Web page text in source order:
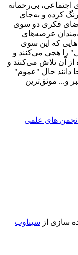
اجتماعی، بی‌رحمانه
کرده و به‌جای
فضای فکری دو سوی
عرصه‌های
که این سوی
را هجی می‌کنند و
از آن تلاش می‌کنند و
دانند حال "عموم‌"
و... موثق‌ترین
انجمن های علمی
سازی از سیناوب